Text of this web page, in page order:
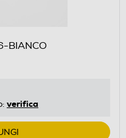
BIANCO
verifica